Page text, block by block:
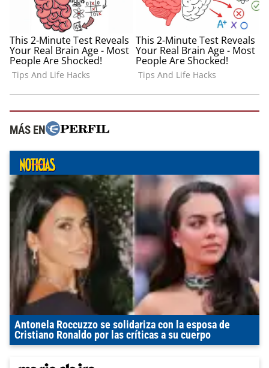
MÁS EN
Antonela Roccuzzo se solidariza con la esposa de
Cristiano Ronaldo por las críticas a su cuerpo